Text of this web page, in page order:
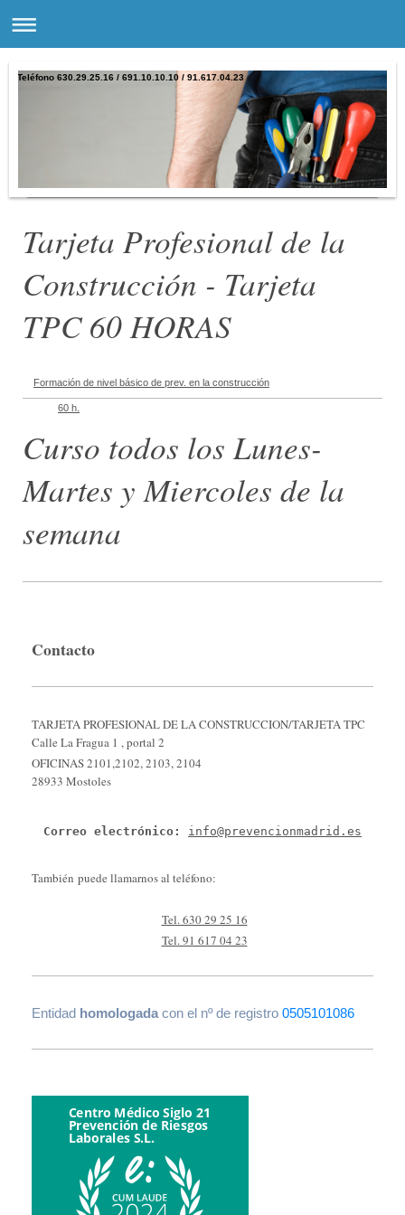
Teléfono 630.29.25.16 / 691.10.10.10 / 91.617.04.23
Tarjeta Profesional de la
Construcción - Tarjeta
TPC 60 HORAS
Formación de nivel básico de prev. en la construcción
60 h.
Curso todos los Lunes-
Martes y Miercoles de la
semana
Contacto
TARJETA PROFESIONAL DE LA CONSTRUCCION/TARJETA TPC
Calle La Fragua 1 , portal 2
OFICINAS 2101,2102, 2103, 2104
28933 Mostoles
Correo electrónico: info@prevencionmadrid.es
También puede llamarnos al teléfono:
Tel. 630 29 25 16
Tel. 91 617 04 23
Entidad homologada con el nº de registro 0505101086